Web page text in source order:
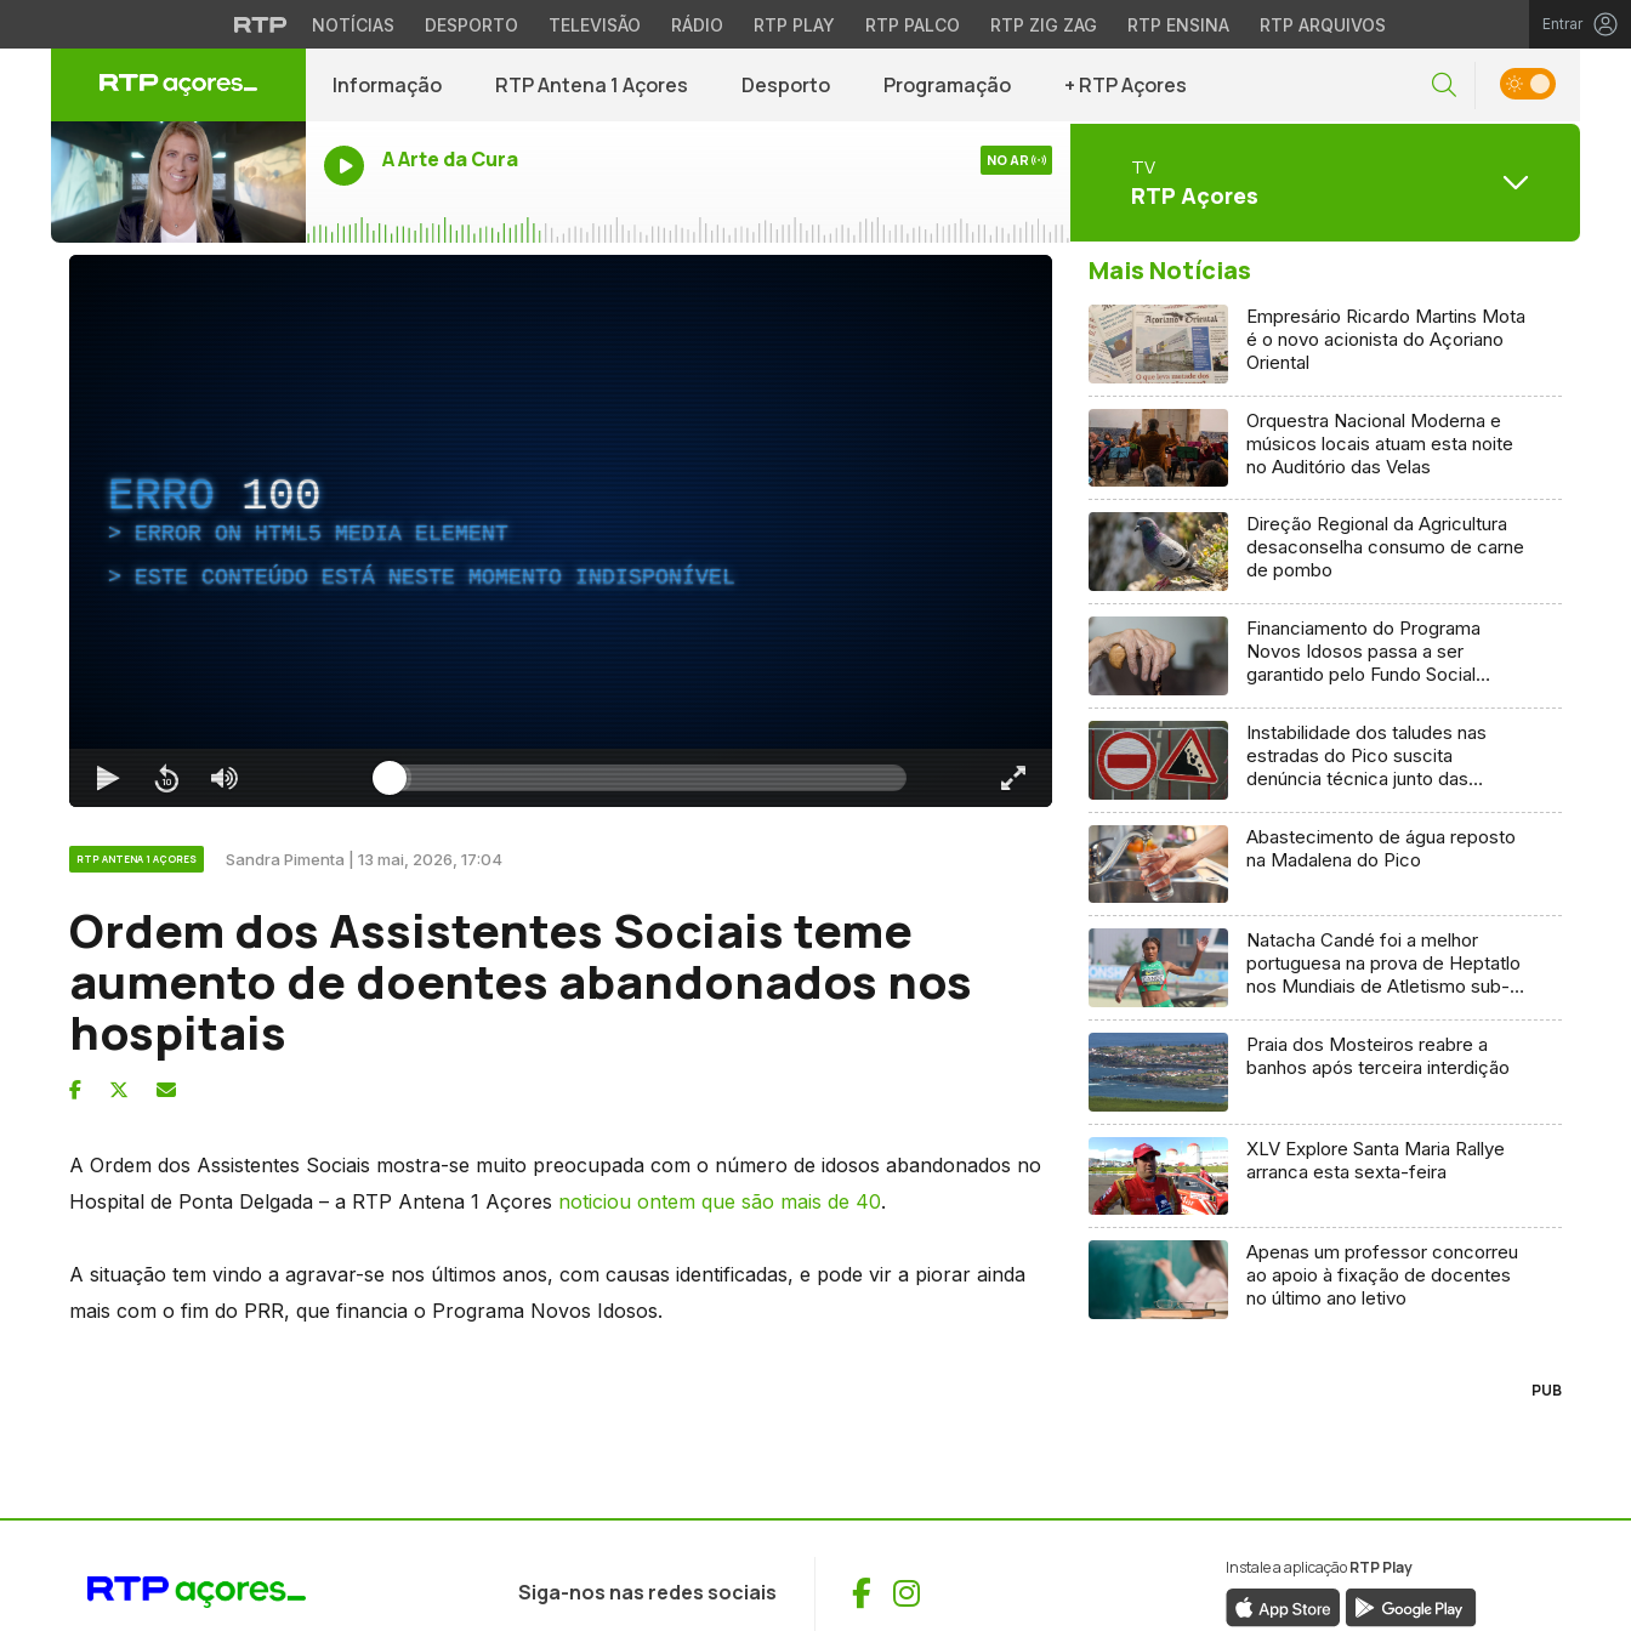
NOTÍCIAS DESPORTO TELEVISÃO RÁDIO RTP PLAY RTP PALCO RTP ZIG ZAG RTP ENSINA RTP ARQUIVOS Entrar
Informação RTP Antena 1 Açores Desporto Programação + RTP Açores
A Arte da Cura NO AR TV
RTP Açores
ERRO 100
ERROR ON HTML5 MEDIA ELEMENT
ESTE CONTEÚDO ESTÁ NESTE MOMENTO INDISPONÍVEL
RTP ANTENA 1 AÇORES Sandra Pimenta | 13 mai, 2026, 17:04
Ordem dos Assistentes Sociais teme
aumento de doentes abandonados nos
hospitais
A Ordem dos Assistentes Sociais mostra-se muito preocupada com o número de idosos abandonados no
Hospital de Ponta Delgada – a RTP Antena 1 Açores noticiou ontem que são mais de 40.
A situação tem vindo a agravar-se nos últimos anos, com causas identificadas, e pode vir a piorar ainda
mais com o fim do PRR, que financia o Programa Novos Idosos.
Mais Notícias
Empresário Ricardo Martins Mota
é o novo acionista do Açoriano
Oriental
Orquestra Nacional Moderna e
músicos locais atuam esta noite
no Auditório das Velas
Direção Regional da Agricultura
desaconselha consumo de carne
de pombo
Financiamento do Programa
Novos Idosos passa a ser
garantido pelo Fundo Social
Instabilidade dos taludes nas
estradas do Pico suscita
denúncia técnica junto das
Abastecimento de água reposto
na Madalena do Pico
Natacha Candé foi a melhor
portuguesa na prova de Heptatlo
nos Mundiais de Atletismo sub-
Praia dos Mosteiros reabre a
banhos após terceira interdição
XLV Explore Santa Maria Rallye
arranca esta sexta-feira
Apenas um professor concorreu
ao apoio à fixação de docentes
no último ano letivo
PUB
Siga-nos nas redes sociais Facebook
Instagram
Instale a aplicaçãoRTP Play